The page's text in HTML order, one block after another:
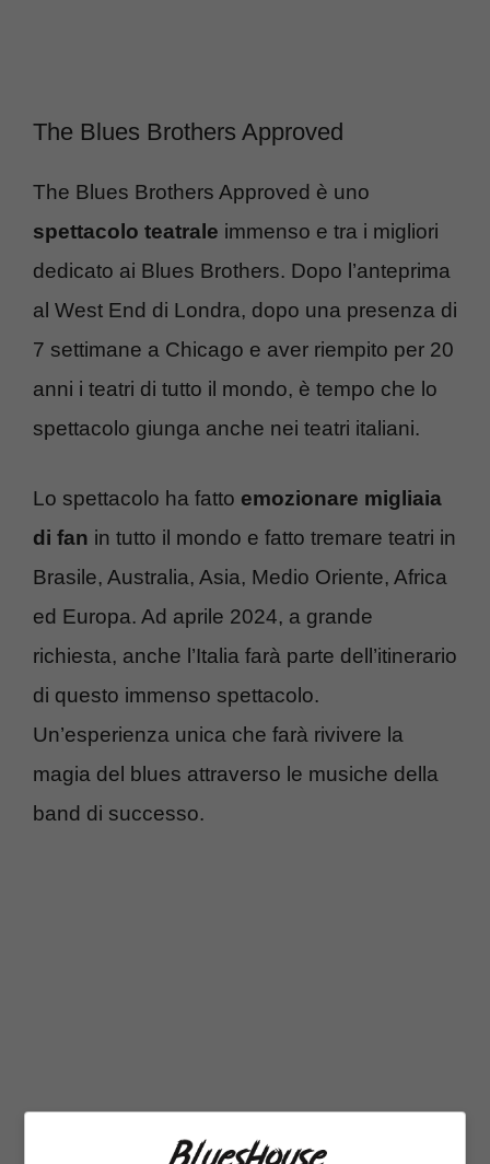
The Blues Brothers Approved
The Blues Brothers Approved è uno
spettacolo teatrale immenso e tra i migliori
dedicato ai Blues Brothers. Dopo l’anteprima
al West End di Londra, dopo una presenza di
7 settimane a Chicago e aver riempito per 20
anni i teatri di tutto il mondo, è tempo che lo
spettacolo giunga anche nei teatri italiani.
Lo spettacolo ha fatto emozionare migliaia
di fan in tutto il mondo e fatto tremare teatri in
Brasile, Australia, Asia, Medio Oriente, Africa
ed Europa. Ad aprile 2024, a grande
richiesta, anche l’Italia farà parte dell’itinerario
di questo immenso spettacolo.
Un’esperienza unica che farà rivivere la
magia del blues attraverso le musiche della
band di successo.